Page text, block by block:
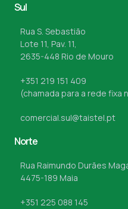
Sul
Rua S. Sebastião
Lote 11, Pav. 11,
2635-448 Rio de Mouro
+351 219 151 409
(chamada para a rede fixa
comercial.sul@taistel.pt
Norte
Rua Raimundo Durães
4475-189 Maia
+351 225 088 145